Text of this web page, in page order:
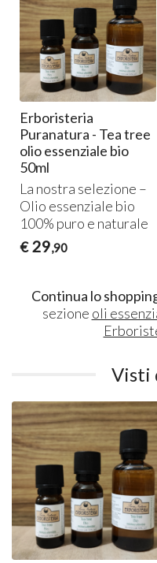
Erboristeria
Puranatura - Tea tree
olio essenziale bio
50ml
La nostra selezione –
Olio essenziale bio
100% puro e naturale
€ 29,90
Continua lo
sezione oli
Visti